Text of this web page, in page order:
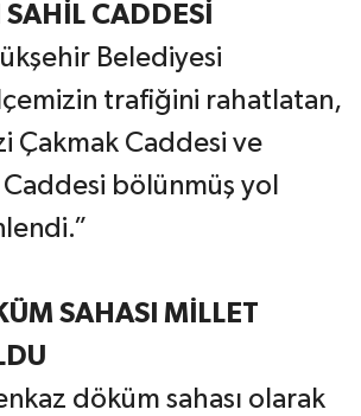
CADDESİ
Belediyesi
trafiğini rahatlatan,
Çakmak Caddesi ve
Caddesi bölünmüş yol
SAHASI MİLLET
döküm sahası olarak